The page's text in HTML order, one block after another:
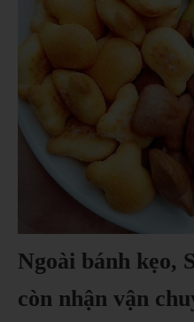
Ngoài bánh kẹo,
còn nhận vận